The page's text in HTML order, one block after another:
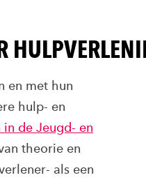
en met hun
hulp- en
in de Jeugd- en
theorie en
als een